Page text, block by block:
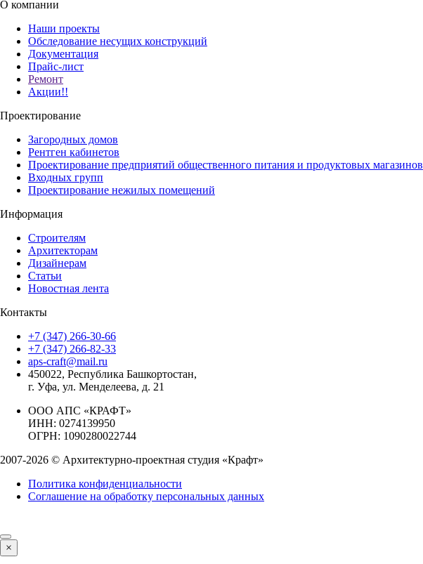
О компании
Наши проекты
Обследование несущих конструкций
Документация
Прайс-лист
Ремонт
Акции!!
Проектирование
Загородных домов
Рентген кабинетов
Проектирование предприятий общественного питания и продуктовых магазинов
Входных групп
Проектирование нежилых помещений
Информация
Строителям
Архитекторам
Дизайнерам
Статьи
Новостная лента
Контакты
+7 (347) 266-30-66
+7 (347) 266-82-33
aps-craft@mail.ru
450022, Республика Башкортостан,
г. Уфа, ул. Менделеева, д. 21
ООО АПС «КРАФТ»
ИНН: 0274139950
ОГРН: 1090280022744
2007-2026 © Архитектурно-проектная студия «Крафт»
Политика конфиденциальности
Соглашение на обработку персональных данных
×